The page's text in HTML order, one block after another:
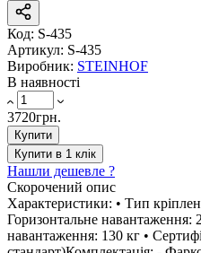
Код: S-435
Артикул: S-435
Виробник: STEINHOF
В наявності
3720грн.
Купити
Купити в 1 клік
Нашли дешевле ?
Скорочений опис
Характеристики: • Тип
Горизонтальне навантаження:
навантаження: 130 кг •